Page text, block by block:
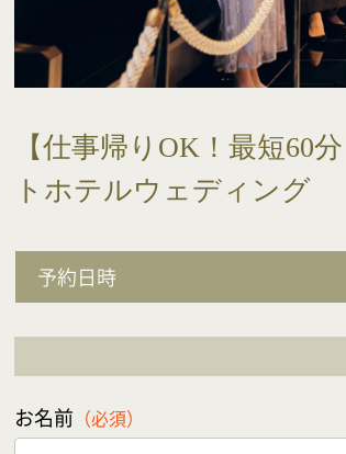
【仕事帰りOK！最短60
トホテルウェディング
予約日時
お名前 （必須）